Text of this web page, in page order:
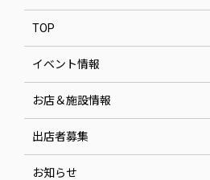
TOP
イベント情報
お店＆施設情報
出店者募集
お知らせ